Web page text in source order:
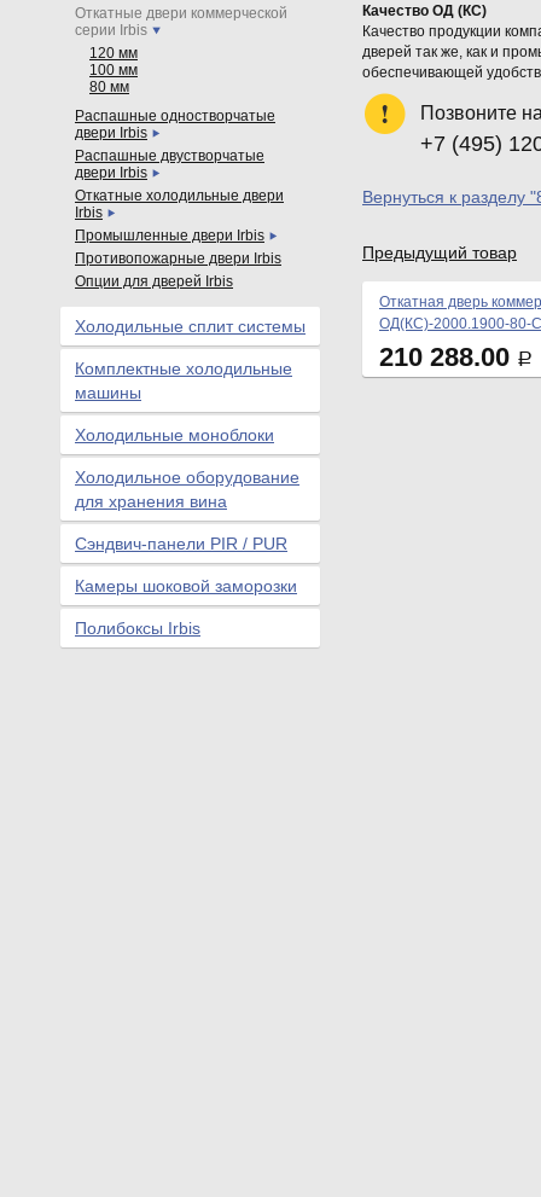
Качество ОД (КС)
Качество продукции
дверей так же, как и
обеспечивающей
Позвоните
+7 (495)
Вернуться к разделу
Предыдущий товар
Откатная дверь
ОД(КС)-2000.1900-80-С
210 288.00 Р
Откатные двери коммерческой
серии Irbis
120 мм
100 мм
80 мм
Распашные одностворчатые
двери Irbis
Распашные двустворчатые
двери Irbis
Откатные холодильные двери
Irbis
Промышленные двери Irbis
Противопожарные двери Irbis
Опции для дверей Irbis
Холодильные сплит системы
Комплектные холодильные
машины
Холодильные моноблоки
Холодильное оборудование
для хранения вина
Сэндвич-панели PIR / PUR
Камеры шоковой заморозки
Полибоксы Irbis